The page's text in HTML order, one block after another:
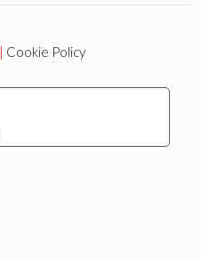
| Cookie Policy